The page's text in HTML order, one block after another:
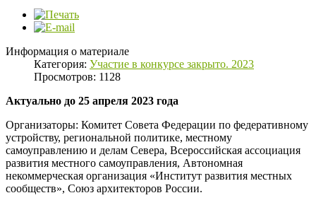
Информация о материале
Категория: Участие в конкурсе закрыто. 2023
Просмотров: 1128
Актуально до 25 апреля 2023 года
Организаторы: Комитет Совета Федерации по федеративному
устройству, региональной политике, местному
самоуправлению и делам Севера, Всероссийская ассоциация
развития местного самоуправления, Автономная
некоммерческая организация «Институт развития местных
сообществ», Союз архитекторов России.